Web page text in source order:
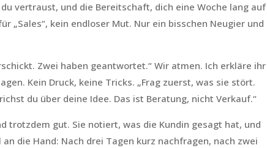
vertraust, und die Bereitschaft, dich eine Woche lang auf
„Sales“, kein endloser Mut. Nur ein bisschen Neugier und
Zwei haben geantwortet.“ Wir atmen. Ich erkläre ihr
Kein Druck, keine Tricks. „Frag zuerst, was sie stört.
du über deine Idee. Das ist Beratung, nicht Verkauf.“
trotzdem gut. Sie notiert, was die Kundin gesagt hat, und
die Hand: Nach drei Tagen kurz nachfragen, nach zwei